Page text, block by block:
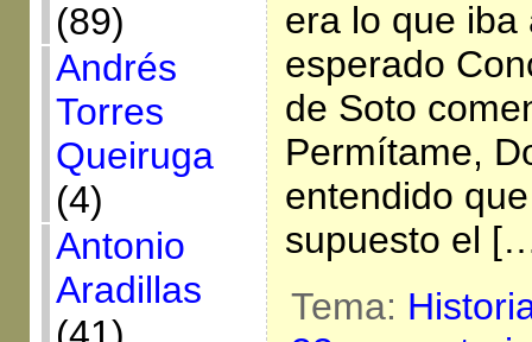
(89)
Andrés
Torres
Queiruga
(4)
Antonio
Aradillas
era lo que iba
esperado
de Soto
Permítame,
entendido
supuesto el
Tema: